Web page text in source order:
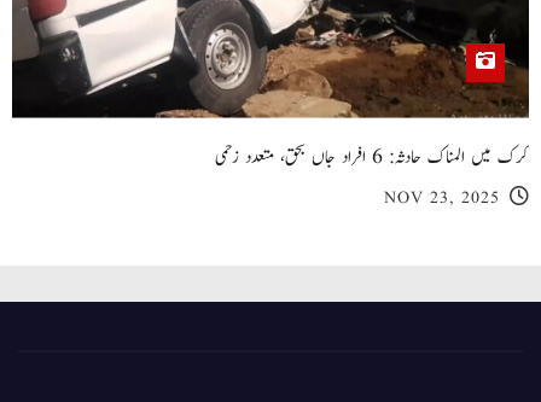
کرک میں المناک حادثہ: 6 افراد جاں بحق، متعدد زخمی
NOV 23, 2025